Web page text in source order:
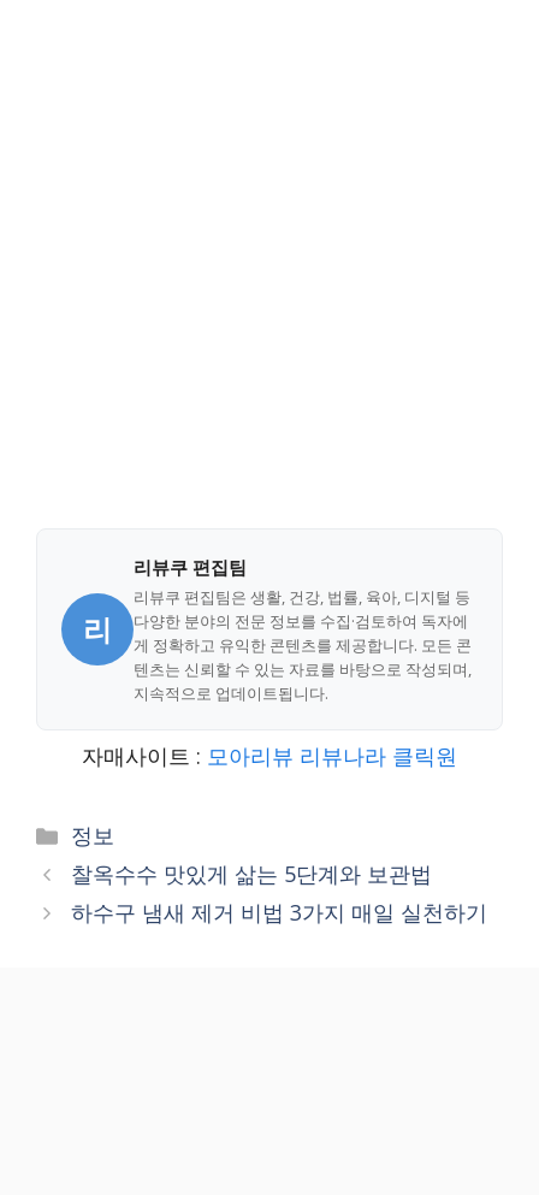
리
리뷰쿠 편집팀
리뷰쿠 편집팀은 생활, 건강, 법률, 육아, 디지털 등
다양한 분야의 전문 정보를 수집·검토하여 독자에
게 정확하고 유익한 콘텐츠를 제공합니다. 모든 콘
텐츠는 신뢰할 수 있는 자료를 바탕으로 작성되며,
지속적으로 업데이트됩니다.
자매사이트 : 모아리뷰 리뷰나라 클릭원
Categories
정보
찰옥수수 맛있게 삶는 5단계와 보관법
하수구 냄새 제거 비법 3가지 매일 실천하기